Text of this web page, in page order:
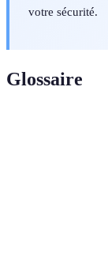
votre sécurité.
Glossaire